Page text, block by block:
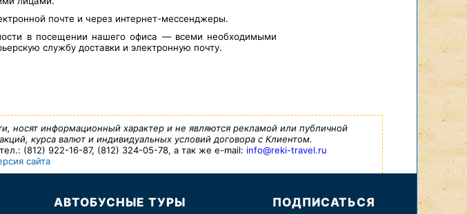
почте и через интернет-мессенджеры.
в посещении нашего офиса — всеми необходимыми
службу доставки и электронную почту.
носят информационный характер и не являются рекламой или публичной
курса валют и индивидуальных условий договора с Клиентом.
(812) 922-16-87, (812) 324-05-78, а так же e-mail: info@reki-travel.ru
сайта
АВТОБУСНЫЕ ТУРЫ ПОДПИСАТЬСЯ